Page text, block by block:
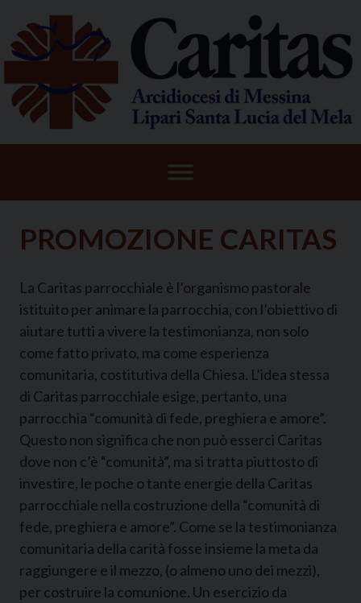
content
PROMOZIONE CARITAS
La Caritas parrocchiale è l’organismo pastorale
istituito per animare la parrocchia, con l’obiettivo di
aiutare tutti a vivere la testimonianza, non solo
come fatto privato, ma come esperienza
comunitaria, costitutiva della Chiesa. L’idea stessa
di Caritas parrocchiale esige, pertanto, una
parrocchia “comunità di fede, preghiera e amore”.
Questo non significa che non può esserci Caritas
dove non c’è “comunità”, ma si tratta piuttosto di
investire, le poche o tante energie della Caritas
parrocchiale nella costruzione della “comunità di
fede, preghiera e amore”. Come se la testimonianza
comunitaria della carità fosse insieme la meta da
raggiungere e il mezzo, (o almeno uno dei mezzi),
per costruire la comunione. Un esercizio da